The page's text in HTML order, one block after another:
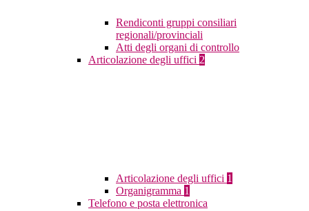
Rendiconti gruppi consiliari
regionali/provinciali
Atti degli organi di controllo
Articolazione degli uffici 2
Articolazione degli uffici 1
Organigramma 1
Telefono e posta elettronica